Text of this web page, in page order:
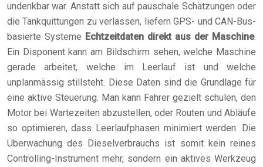
undenkbar war. Anstatt sich auf pauschale Schätzungen oder
die Tankquittungen zu verlassen, liefern GPS- und CAN-Bus-
basierte Systeme Echtzeitdaten direkt aus der Maschine.
Ein Disponent kann am Bildschirm sehen, welche Maschine
gerade arbeitet, welche im Leerlauf ist und welche
unplanmässig stillsteht. Diese Daten sind die Grundlage für
eine aktive Steuerung. Man kann Fahrer gezielt schulen, den
Motor bei Wartezeiten abzustellen, oder Routen und Abläufe
so optimieren, dass Leerlaufphasen minimiert werden. Die
Überwachung des Dieselverbrauchs ist somit kein reines
Controlling-Instrument mehr, sondern ein aktives Werkzeug